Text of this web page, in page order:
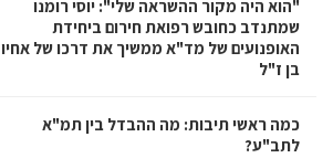
"הוא היה מקור ההשראה שלי": יוסי רומנו
שמתנדב כחובש רפואת חירום ביחידת
האופנועים של מד"א ממשיך את דרכו של אחיו
בן ז"ל
כמה ראשי תיבות: מה ההבדל בין תמ"א
לתב"ע?